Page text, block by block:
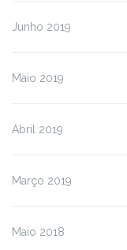
Junho 2019
Maio 2019
Abril 2019
Março 2019
Maio 2018